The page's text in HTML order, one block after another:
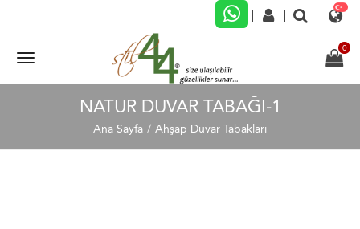
NATUR DUVAR TABAĞI-1
Ana Sayfa Ahşap Duvar Tabakları